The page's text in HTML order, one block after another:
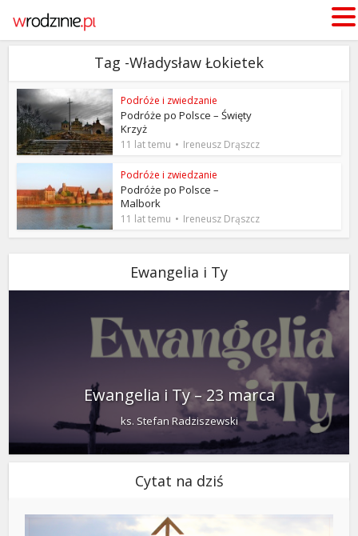
Tag -Władysław Łokietek
Podróże i zwiedzanie
Podróże po Polsce – Święty
Krzyż
11 lat temu Ireneusz Drąszcz
Podróże i zwiedzanie
Podróże po Polsce –
Malbork
11 lat temu Ireneusz Drąszcz
Ewangelia i Ty
Ewangelia i Ty – 23 marca
ks. Stefan Radziszewski
Cytat na dziś